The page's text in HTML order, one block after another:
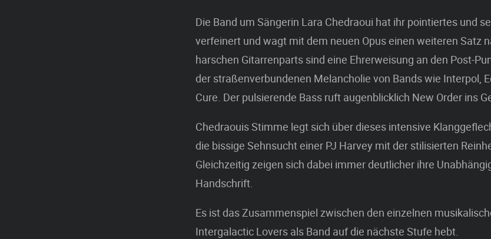
Die Band um Sängerin Lara Chedraoui hat ihr pointiertes und
verfeinert und wagt mit dem neuen Opus einen weiteren Satz
harschen Gitarrenparts sind eine Ehrerweisung an den Post-
der straßenverbundenen Melancholie von Bands wie Interpol,
Cure. Der pulsierende Bass ruft augenblicklich New Order ins
Chedraouis Stimme legt sich über dieses intensive
die bissige Sehnsucht einer PJ Harvey mit der stilisierten
Gleichzeitig zeigen sich dabei immer deutlicher ihre
Handschrift.
Es ist das Zusammenspiel zwischen den einzelnen
Intergalactic Lovers als Band auf die nächste Stufe hebt.